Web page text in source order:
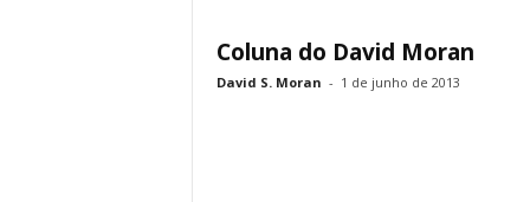
Coluna do David Moran
David S. Moran - 1 de junho de 2013